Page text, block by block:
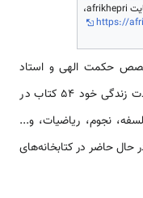
. برگرفته از سایت afrikhepri،
https://
حکمت الهی و استاد
برجسته دانشگاه سانکوره بود. وی در طول مدت زندگی خود 54 کتاب در
نجوم، ریاضیات، و...
حال حاضر در کتابخانه‌های